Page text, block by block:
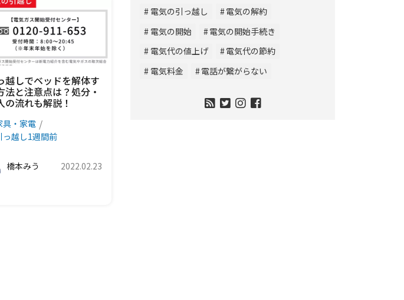
越しでベッドを解体す
法と注意点は？処分・
の流れも解説！
具・家電
っ越し1週間前
橋本みう 2022.02.23
電気の引っ越し
電気の解約
電気の開始
電気の開始手続き
電気代の値上げ
電気代の節約
電気料金
電話が繋がらない